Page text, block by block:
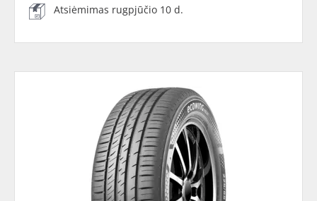
Atsiėmimas rugpjūčio 10 d.